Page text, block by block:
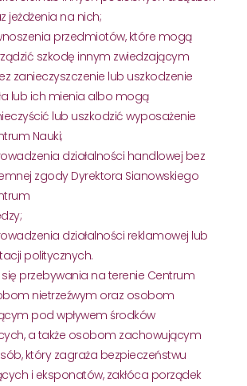
jeżdżenia na nich;
przedmiotów, które mogą
szkodę innym zwiedzającym
zanieczyszczenie lub uszkodzenie
lub ich mienia albo mogą
lub uszkodzić wyposażenie
Nauki;
działalności handlowej bez
zgody Dyrektora Sianowskiego
działalności reklamowej lub
politycznych.
przebywania na terenie Centrum
nietrzeźwym oraz osobom
pod wpływem środków
a także osobom zachowującym
który zagraża bezpieczeństwu
i eksponatów, zakłóca porządek